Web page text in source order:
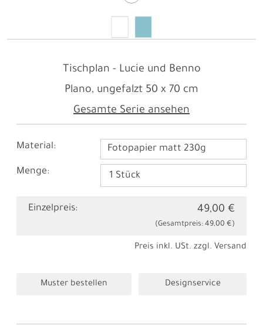
Tischplan - Lucie und Benno
Gesamte Serie ansehen
Plano, ungefalzt 50 x 70 cm
Material: Fotopapier matt 230g
Menge:
Einzelpreis: 49,00 €
(Gesamtpreis: 49,00 €)
Preis inkl. USt. zzgl. Versand
Muster bestellen Designservice